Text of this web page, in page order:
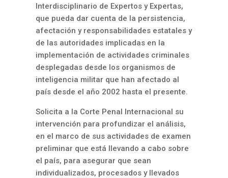
Interdisciplinario de Expertos y Expertas,
que pueda dar cuenta de la persistencia,
afectación y responsabilidades estatales y
de las autoridades implicadas en la
implementación de actividades criminales
desplegadas desde los organismos de
inteligencia militar que han afectado al
país desde el año 2002 hasta el presente.
Solicita a la Corte Penal Internacional su
intervención para profundizar el análisis,
en el marco de sus actividades de examen
preliminar que está llevando a cabo sobre
el país, para asegurar que sean
individualizados, procesados y llevados